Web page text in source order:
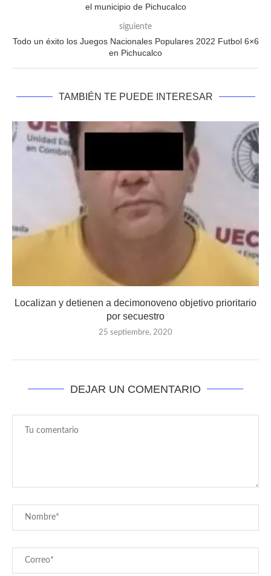
el municipio de Pichucalco
siguiente
Todo un éxito los Juegos Nacionales Populares 2022 Futbol 6×6
en Pichucalco
TAMBIÉN TE PUEDE INTERESAR
Localizan y detienen a decimonoveno objetivo prioritario
por secuestro
25 septiembre, 2020
DEJAR UN COMENTARIO